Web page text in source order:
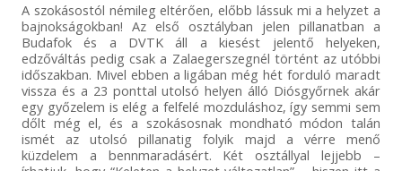
A szokásostól némileg eltérően, előbb lássuk mi a helyzet a
bajnokságokban! Az első osztályban jelen pillanatban a
Budafok és a DVTK áll a kiesést jelentő helyeken,
edzőváltás pedig csak a Zalaegerszegnél történt az utóbbi
időszakban. Mivel ebben a ligában még hét forduló maradt
vissza és a 23 ponttal utolsó helyen álló Diósgyőrnek akár
egy győzelem is elég a felfelé mozduláshoz, így semmi sem
dőlt még el, és a szokásosnak mondható módon talán
ismét az utolsó pillanatig folyik majd a vérre menő
küzdelem a bennmaradásért. Két osztállyal lejjebb –